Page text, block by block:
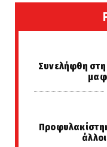
Συνελήφθη στη